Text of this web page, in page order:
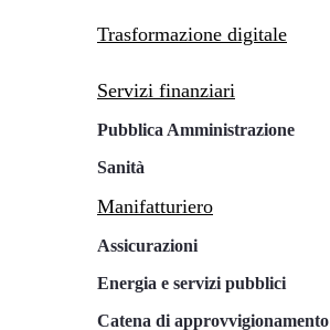
Trasformazione digitale
Servizi finanziari
Pubblica Amministrazione
Sanità
Manifatturiero
Assicurazioni
Energia e servizi pubblici
Catena di approvvigionamento